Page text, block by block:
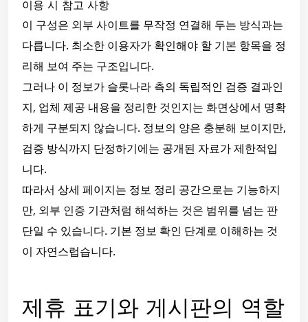
이용 시 참고 사항
이 구성은 외부 사이트를 무작정 연결해 두는 방식과는
다릅니다. 최소한 이용자가 확인해야 할 기본 항목을 정
리해 보여 주는 구조입니다.
그러나 이 정보가 슬롯나라 측의 독립적인 검증 결과인
지, 업체 제공 내용을 정리한 것인지는 화면상에서 명확
하게 구분되지 않습니다. 정보의 양은 충분해 보이지만,
검증 방식까지 단정하기에는 공개된 자료가 제한적입
니다.
따라서 상세 페이지는 정보 정리 공간으로는 기능하지
만, 외부 인증 기관처럼 해석하는 것은 범위를 넘는 판
단일 수 있습니다. 기본 정보 확인 단계로 이해하는 것
이 자연스럽습니다.
제휴 표기와 게시판의 역할